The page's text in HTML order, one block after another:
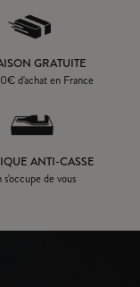
GRATUITE
€ d'achat en France
ANTI-CASSE
de vous